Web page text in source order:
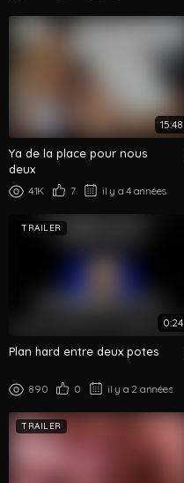
15:48
Ya de la place pour nous
deux
4.1K 7 il y a 4 années
TRAILER
0:24
Plan hard entre deux potes
890 0 il y a 2 années
TRAILER